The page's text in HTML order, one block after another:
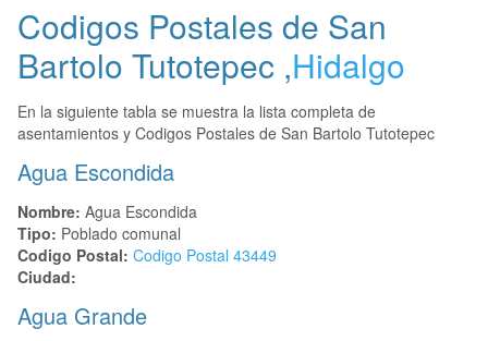
Codigos Postales de San
Bartolo Tutotepec ,Hidalgo
En la siguiente tabla se muestra la lista completa de
asentamientos y Codigos Postales de San Bartolo Tutotepec
Agua Escondida
Nombre: Agua Escondida
Tipo: Poblado comunal
Codigo Postal: Codigo Postal 43449
Ciudad:
Agua Grande